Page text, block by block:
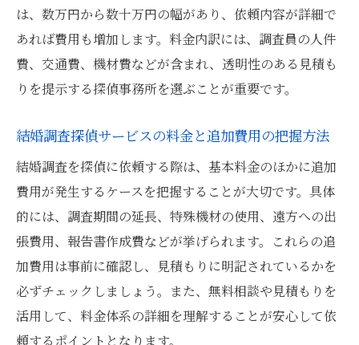
は、数万円から数十万円の幅があり、依頼内容が詳細で
あれば費用も増加します。料金内訳には、調査員の人件
費、交通費、機材費などが含まれ、透明性のある見積も
りを提示する探偵事務所を選ぶことが重要です。
結婚調査探偵サービスの料金と追加費用の把握方法
結婚調査を探偵に依頼する際は、基本料金のほかに追加
費用が発生するケースを把握することが大切です。具体
的には、調査期間の延長、特殊機材の使用、遠方への出
張費用、報告書作成費などが挙げられます。これらの追
加費用は事前に確認し、見積もりに明記されているかを
必ずチェックしましょう。また、無料相談や見積もりを
活用して、料金体系の詳細を理解することが安心して依
頼するポイントとなります。